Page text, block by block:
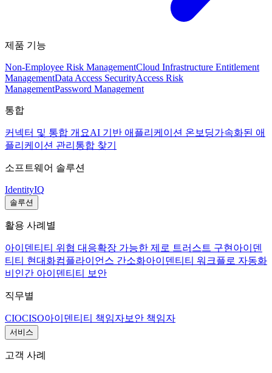
제품 기능
Non-Employee Risk ManagementCloud Infrastructure Entitlement
ManagementData Access SecurityAccess Risk
ManagementPassword Management
통합
커넥터 및 통합 개요AI 기반 애플리케이션 온보딩가속화된 애
플리케이션 관리 통합 찾기
소프트웨어 솔루션
IdentityIQ
솔루션
활용 사례별
아이덴티티 위협 대응확장 가능한 제로 트러스트 구현 아이덴
티티 현대화컴플라이언스 간소화아이덴티티 워크플로 자동화
비인간 아이덴티티 보안
직무별
CIOCISO아이덴티티 책임자보안 책임자
서비스
고객 사례